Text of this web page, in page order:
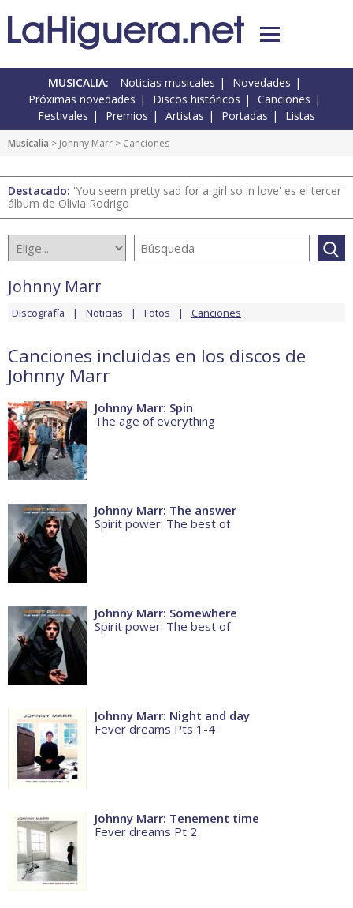
MUSICALIA: Noticias musicales
Novedades
Próximas novedades
Discos históricos
Canciones
Festivales
Premios Artistas Portadas Listas
Musicalia > Johnny Marr > Canciones
Destacado: 'You seem pretty sad for a girl so in love' es el tercer
álbum de Olivia Rodrigo
Johnny Marr
Discografía Noticias Fotos Canciones
Canciones incluidas en los discos de
Johnny Marr
Johnny Marr: Spin
The age of everything
Johnny Marr: The answer
Spirit power: The best of
Johnny Marr: Somewhere
Spirit power: The best of
Johnny Marr: Night and day
Fever dreams Pts 1-4
Johnny Marr: Tenement time
Fever dreams Pt 2